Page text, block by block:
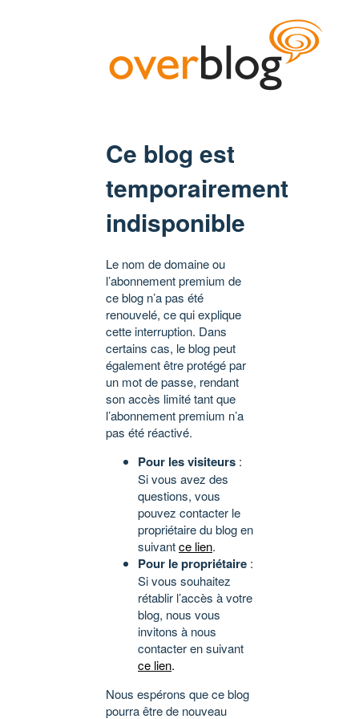
Ce blog est
temporairement
indisponible
Le nom de domaine ou
l’abonnement premium de
ce blog n’a pas été
renouvelé, ce qui explique
cette interruption. Dans
certains cas, le blog peut
également être protégé par
un mot de passe, rendant
son accès limité tant que
l’abonnement premium n’a
pas été réactivé.
Pour les visiteurs :
Si vous avez des
questions, vous
pouvez contacter le
propriétaire du blog en
suivantce lien.
Pour le propriétaire :
Si vous souhaitez
rétablir l’accès à votre
blog, nous vous
invitons à nous
contacter en suivant
ce lien.
Nous espérons que ce blog
pourra être de nouveau